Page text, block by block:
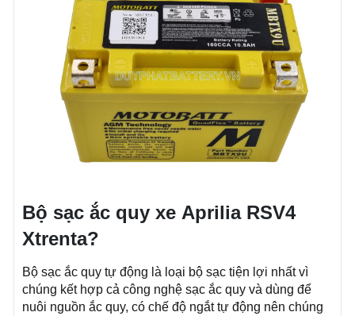
Bộ sạc ắc quy xe Aprilia RSV4
Xtrenta?
Bộ sạc ắc quy tự động là loại bộ sạc tiện lợi nhất vì
chúng kết hợp cả công nghệ sạc ắc quy và dùng để
nuôi nguồn ắc quy, có chế độ ngắt tự động nên chúng